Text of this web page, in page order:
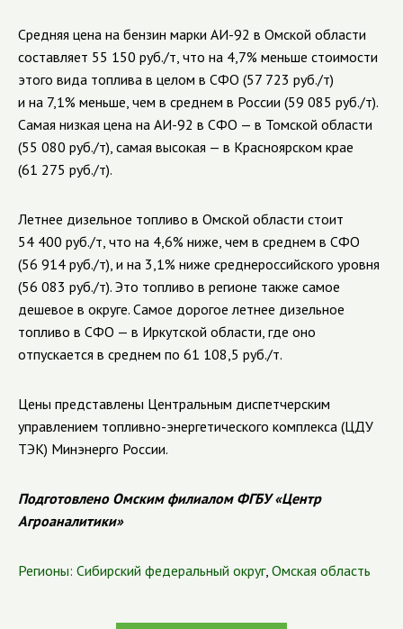
Средняя цена на бензин марки АИ-92 в Омской области
составляет 55 150 руб./т, что на 4,7% меньше стоимости
этого вида топлива в целом в СФО (57 723 руб./т)
и на 7,1% меньше, чем в среднем в России (59 085 руб./т).
Самая низкая цена на АИ-92 в СФО — в Томской области
(55 080 руб./т), самая высокая — в Красноярском крае
(61 275 руб./т).
Летнее дизельное топливо в Омской области стоит
54 400 руб./т, что на 4,6% ниже, чем в среднем в СФО
(56 914 руб./т), и на 3,1% ниже среднероссийского уровня
(56 083 руб./т). Это топливо в регионе также самое
дешевое в округе. Самое дорогое летнее дизельное
топливо в СФО — в Иркутской области, где оно
отпускается в среднем по 61 108,5 руб./т.
Цены представлены Центральным диспетчерским
управлением топливно-энергетического комплекса (ЦДУ
ТЭК) Минэнерго России.
Подготовлено Омским филиалом ФГБУ «Центр
Агроаналитики»
Регионы: Сибирский федеральный округ, Омская область